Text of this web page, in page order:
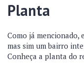
Planta
Como já mencionado,
mas sim um bairro
Conheça a planta do